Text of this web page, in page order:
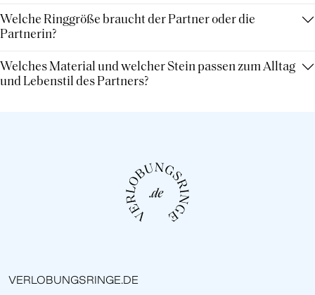
Welche Ringgröße braucht der Partner oder die
Partnerin?
Welches Material und welcher Stein passen zum Alltag
und Lebenstil des Partners?
VERLOBUNGSRINGE.DE